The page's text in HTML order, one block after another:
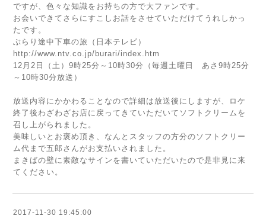
ですが、色々な知識をお持ちの方で大ファンです。
お会いできてさらにすこしお話をさせていただけてうれしかっ
たです。
ぶらり途中下車の旅（日本テレビ）
http://www.ntv.co.jp/burari/index.htm
12月2日（土）9時25分～10時30分（毎週土曜日 あさ9時25分
～10時30分放送）
放送内容にかかわることなので詳細は放送後にしますが、ロケ
終了後わざわざお店に戻ってきていただいてソフトクリームを
召し上がられました。
美味しいとお褒め頂き、なんとスタッフの方分のソフトクリー
ム代まで五郎さんがお支払いされました。
まきばの壁に素敵なサインを書いていただいたので是非見に来
てください。
2017-11-30 19:45:00